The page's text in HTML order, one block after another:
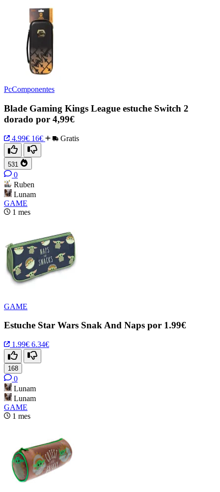
PcComponentes
Blade Gaming Kings League estuche Switch 2
dorado por 4,99€
4.99€ 16€ Gratis
531
0
Ruben
Lunam
GAME
1 mes
GAME
Estuche Star Wars Snak And Naps por 1.99€
1.99€ 6.34€
168
0
Lunam
Lunam
GAME
1 mes